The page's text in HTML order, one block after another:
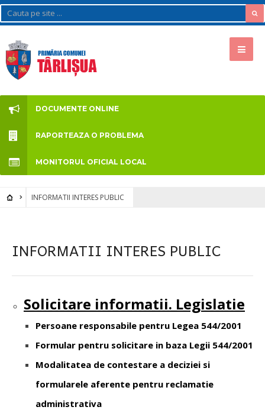
DOCUMENTE ONLINE
RAPORTEAZA O PROBLEMA
MONITORUL OFICIAL LOCAL
INFORMATII INTERES PUBLIC
INFORMATII INTERES PUBLIC
Solicitare informatii. Legislatie
Persoane responsabile pentru Legea 544/2001
Formular pentru solicitare in baza Legii 544/2001
Modalitatea de contestare a deciziei si
formularele aferente pentru reclamatie
administrativa